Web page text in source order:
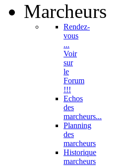
Marcheurs
Rendez-
vous
...
Voir
sur
le
Forum
!!!
Echos
des
marcheurs...
Planning
des
marcheurs
Historique
marcheurs